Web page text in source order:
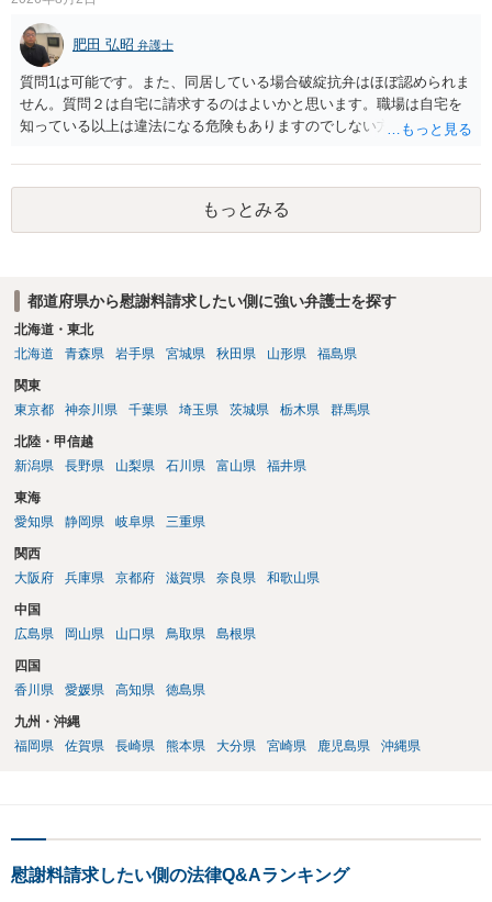
肥田 弘昭 弁護士
質問1は可能です。また、同居している場合破綻抗弁はほぼ認められま
せん。質問２は自宅に請求するのはよいかと思います。職場は自宅を
知っている以上は違法になる危険もありますのでしない方が良いで
かと思います。有責配偶者ですので相手方からの離婚は拒否しても仮
に訴訟されても法的に成立しません。質問５は認知すると養育費支払
い、相続権が発生します。合意があれば法的に可能ですが法律で強制
することはできません。質問６は可能です。質問７は不貞行為の写真
もっとみる
都道府県から慰謝料請求したい側に強い弁護士を探す
北海道・東北
北海道
青森県 岩手県 宮城県 秋田県 山形県 福島県
関東
東京都
神奈川県 千葉県 埼玉県 茨城県 栃木県 群馬県
北陸・甲信越
新潟県
長野県 山梨県 石川県 富山県 福井県
東海
愛知県
静岡県 岐阜県 三重県
関西
大阪府
兵庫県 京都府 滋賀県 奈良県 和歌山県
中国
広島県
岡山県 山口県 鳥取県 島根県
四国
香川県
愛媛県 高知県 徳島県
九州・沖縄
福岡県
佐賀県 長崎県 熊本県 大分県 宮崎県 鹿児島県 沖縄県
慰謝料請求したい側の法律Q&Aランキング